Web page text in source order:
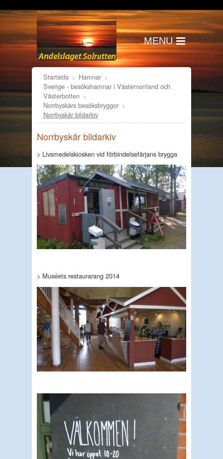
MENU
Startsida
Hamnar
Sverige - besökshamnar i Västernorrland och
Västerbotten
Norrbyskärs besöksbryggor
Norrbyskär bildarkiv
Norrbyskär bildarkiv
> Livsmedelskiosken vid förbindelsefärjans brygga
> Muséets restaurarang 2014